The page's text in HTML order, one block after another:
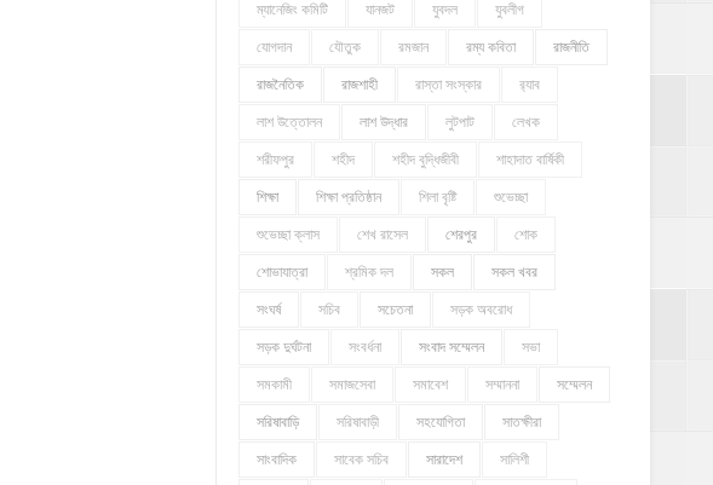
ম্যানেজিং কমিটি যানজট যুবদল যুবলীগ
যোগদান যৌতুক রমজান রম্য কবিতা রাজনীতি
রাজনৈতিক রাজশাহী রাস্তা সংস্কার র‍্যাব
লাশ উত্তোলন লাশ উদ্ধার লুটপাট লেখক
শরীফপুর শহীদ শহীদ বুদ্ধিজীবী শাহাদাত বার্ষিকী
শিক্ষা শিক্ষা প্রতিষ্ঠান শিলা বৃষ্টি শুভেচ্ছা
শুভেচ্ছা ক্লাস শেখ রাসেল শেরপুর শোক
শোভাযাত্রা শ্রমিক দল সকল সকল খবর
সংঘর্ষ সচিব সচেতনা সড়ক অবরোধ
সড়ক দুর্ঘটনা সংবর্ধনা সংবাদ সম্মেলন সভা
সমকামী সমাজসেবা সমাবেশ সম্মাননা সম্মেলন
সরিষাবাড়ি সরিষাবাড়ী সহযোগিতা সাতক্ষীরা
সাংবাদিক সাবেক সচিব সারাদেশ সালিশী